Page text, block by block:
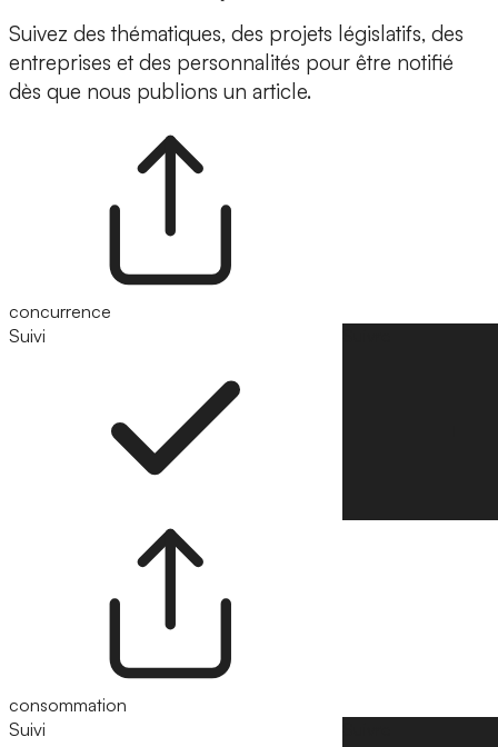
Suivez des thématiques, des projets législatifs, des
entreprises et des personnalités pour être notifié
dès que nous publions un article.
concurrence
Suivi
consommation
Suivi